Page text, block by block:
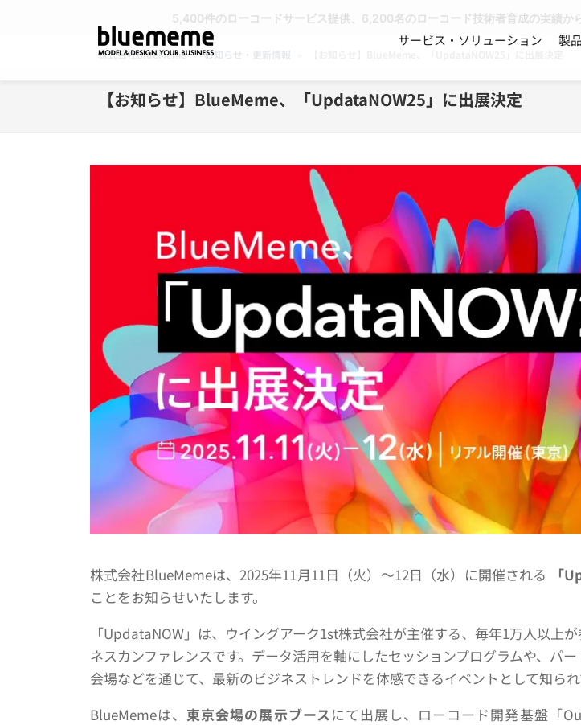
5,400件のローコードサービス提供、6,200名のローコード技術者育成の実績か
サービス・ソリューション 製品
株式会社BlueMeme » お知らせ・更新情報
【お知らせ】BlueMeme、「UpdataNOW25」に出展決定
株式会社BlueMemeは、2025年11月11日（火）～12日（水）に開催される 「
ことをお知らせいたします。
「UpdataNOW」は、ウイングアーク1st株式会社が主催する、毎年1万人以上
ネスカンファレンスです。データ活用を軸にしたセッションプログラムや、パ
会場などを通じて、最新のビジネストレンドを体感できるイベントとして知られ
BlueMemeは、 東京会場の展示ブースにて出展し、ローコード開発基盤「